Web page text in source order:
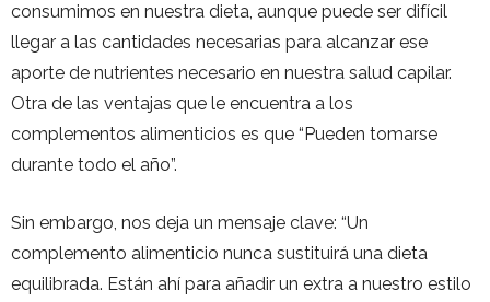
consumimos en nuestra dieta, aunque puede ser difícil
llegar a las cantidades necesarias para alcanzar ese
aporte de nutrientes necesario en nuestra salud capilar.
Otra de las ventajas que le encuentra a los
complementos alimenticios es que “Pueden tomarse
durante todo el año”.
Sin embargo, nos deja un mensaje clave: “Un
complemento alimenticio nunca sustituirá una dieta
equilibrada. Están ahí para añadir un extra a nuestro estilo